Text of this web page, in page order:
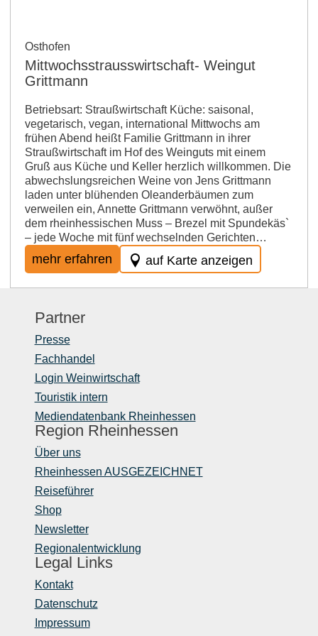
Osthofen
Mittwochsstrausswirtschaft- Weingut
Grittmann
Betriebsart: Straußwirtschaft Küche: saisonal,
vegetarisch, vegan, international Mittwochs am
frühen Abend heißt Familie Grittmann in ihrer
Straußwirtschaft im Hof des Weinguts mit einem
Gruß aus Küche und Keller herzlich willkommen. Die
abwechslungsreichen Weine von Jens Grittmann
laden unter blühenden Oleanderbäumen zum
verweilen ein, Annette Grittmann verwöhnt, außer
dem rheinhessischen Muss – Brezel mit Spundekäs`
– jede Woche mit fünf wechselnden Gerichten…
mehr erfahren auf Karte anzeigen
Partner
Presse
Fachhandel
Login Weinwirtschaft
Touristik intern
Mediendatenbank Rheinhessen
Region Rheinhessen
Über uns
Rheinhessen AUSGEZEICHNET
Reiseführer
Shop
Newsletter
Regionalentwicklung
Legal Links
Kontakt
Datenschutz
Impressum